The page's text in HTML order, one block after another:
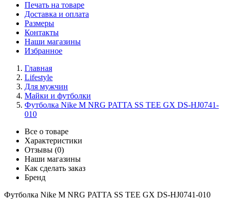
Печать на товаре
Доставка и оплата
Размеры
Контакты
Наши магазины
Избранное
Главная
Lifestyle
Для мужчин
Майки и футболки
Футболка Nike M NRG PATTA SS TEE GX DS-HJ0741-
010
Все о товаре
Характеристики
Отзывы (0)
Наши магазины
Как сделать заказ
Бренд
Футболка Nike M NRG PATTA SS TEE GX DS-HJ0741-010